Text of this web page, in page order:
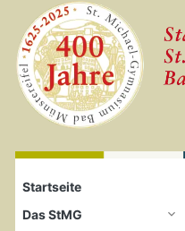
Zum Seiteninhalt springen
Startseite
Startseite
Das StMG